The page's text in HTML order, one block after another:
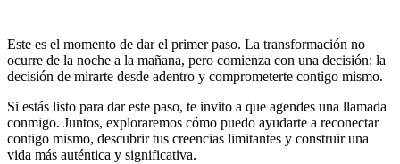
Este es el momento de dar el primer paso. La transformación no
ocurre de la noche a la mañana, pero comienza con una decisión: la
decisión de mirarte desde adentro y comprometerte contigo mismo.
Si estás listo para dar este paso, te invito a que agendes una llamada
conmigo. Juntos, exploraremos cómo puedo ayudarte a reconectar
contigo mismo, descubrir tus creencias limitantes y construir una
vida más auténtica y significativa.